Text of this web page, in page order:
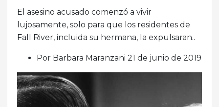
El asesino acusado comenzó a vivir
lujosamente, solo para que los residentes de
Fall River, incluida su hermana, la expulsaran..
Por Barbara Maranzani 21 de junio de 2019